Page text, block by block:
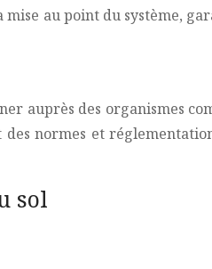
au point du système,
auprès des organismes
des normes et
sol